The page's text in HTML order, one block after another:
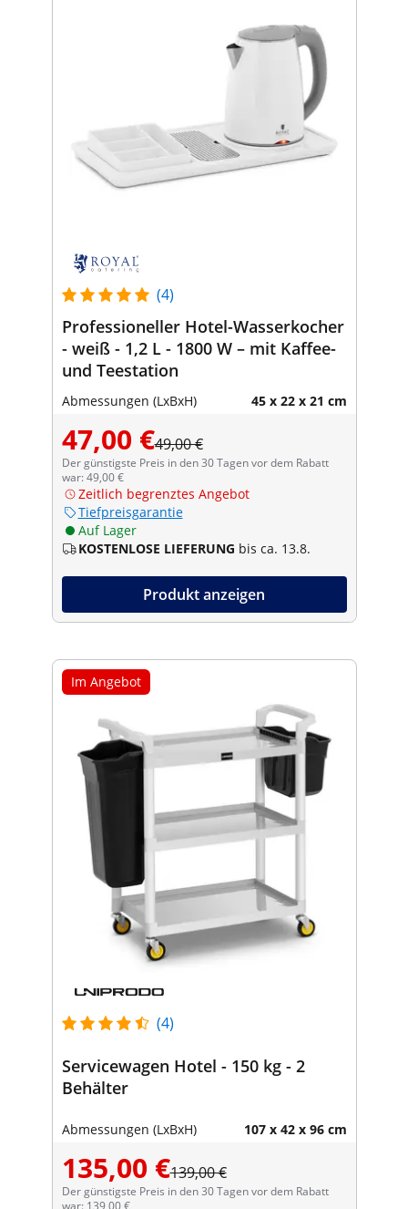
(4)
Professioneller Hotel-Wasserkocher
- weiß - 1,2 L - 1800 W – mit Kaffee-
und Teestation
Abmessungen (LxBxH) 45 x 22 x 21 cm
47,00 €49,00 €
Der günstigste Preis in den 30 Tagen vor dem Rabatt
war: 49,00 €
Zeitlich begrenztes Angebot
Tiefpreisgarantie
Auf Lager
KOSTENLOSE LIEFERUNG bis ca. 13.8.
Produkt anzeigen
Im Angebot
(4)
Servicewagen Hotel - 150 kg - 2
Behälter
Abmessungen (LxBxH) 107 x 42 x 96 cm
135,00 €139,00 €
Der günstigste Preis in den 30 Tagen vor dem Rabatt
war: 139,00 €